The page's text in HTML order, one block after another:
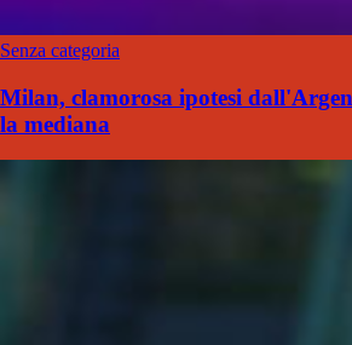
Senza categoria
Milan, clamorosa ipotesi
la mediana